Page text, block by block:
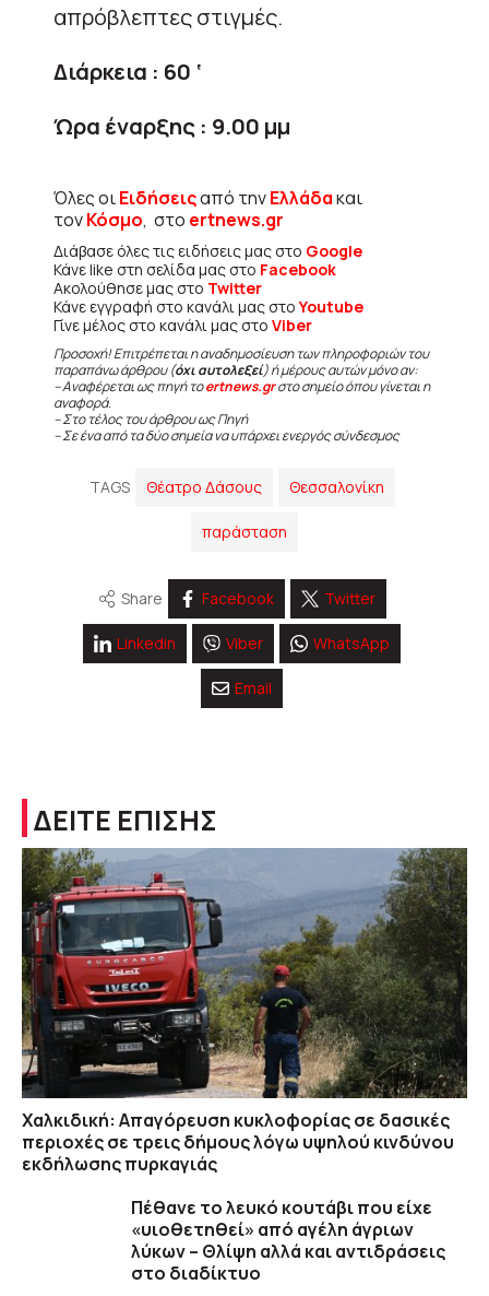
απρόβλεπτες στιγμές.
Διάρκεια : 60 ‘
Ώρα έναρξης : 9.00 μμ
Όλες οιΕιδήσειςαπό τηνΕλλάδακαι
τονΚόσμο, στο ertnews.gr
Διάβασε όλες τις ειδήσεις μας στο Google
Κάνε like στη σελίδα μας στο Facebook
Ακολούθησε μας στο Twitter
Κάνε εγγραφή στο κανάλι μας στοYoutube
Γίνε μέλος στο κανάλι μας στο Viber
Προσοχή! Επιτρέπεται η αναδημοσίευση των πληροφοριών του
παραπάνω άρθρου (όχι αυτολεξεί) ή μέρους αυτών μόνο αν:
– Αναφέρεται ως πηγή τοertnews.grστο σημείο όπου γίνεται η
αναφορά.
– Στο τέλος του άρθρου ως Πηγή
– Σε ένα από τα δύο σημεία να υπάρχει ενεργός σύνδεσμος
TAGS Θέατρο Δάσους Θεσσαλονίκη
παράσταση
Share Facebook Twitter
Linkedin Viber WhatsApp
Email
ΔΕΙΤΕ ΕΠΙΣΗΣ
Χαλκιδική: Απαγόρευση κυκλοφορίας σε δασικές
περιοχές σε τρεις δήμους λόγω υψηλού κινδύνου
εκδήλωσης πυρκαγιάς
Πέθανε το λευκό κουτάβι που είχε
«υιοθετηθεί» από αγέλη άγριων
λύκων – Θλίψη αλλά και αντιδράσεις
στο διαδίκτυο